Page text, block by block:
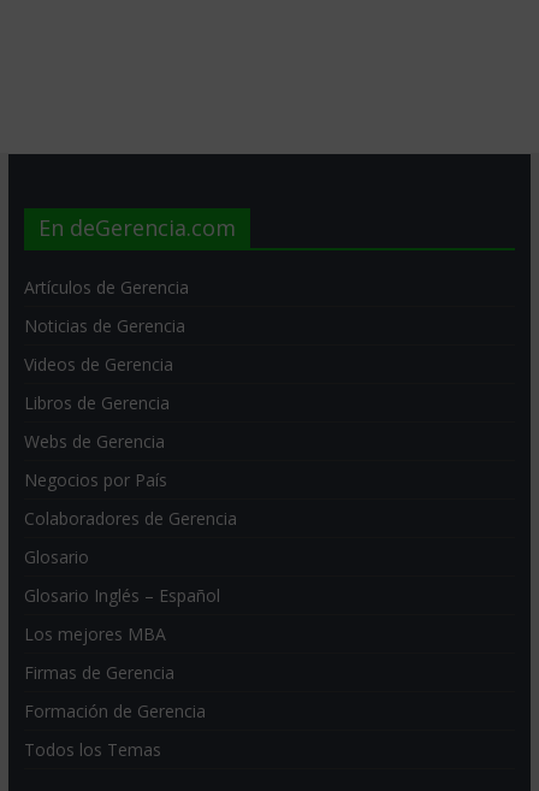
En deGerencia.com
Artículos de Gerencia
Noticias de Gerencia
Videos de Gerencia
Libros de Gerencia
Webs de Gerencia
Negocios por País
Colaboradores de Gerencia
Glosario
Glosario Inglés – Español
Los mejores MBA
Firmas de Gerencia
Formación de Gerencia
Todos los Temas